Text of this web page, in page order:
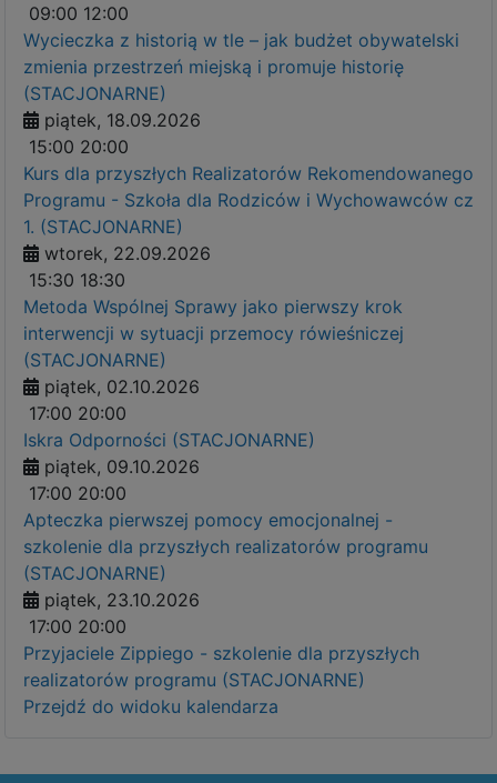
09:00 12:00
Wycieczka z historią w tle – jak budżet obywatelski
zmienia przestrzeń miejską i promuje historię
(STACJONARNE)
piątek, 18.09.2026
15:00 20:00
Kurs dla przyszłych Realizatorów Rekomendowanego
Programu - Szkoła dla Rodziców i Wychowawców cz
1. (STACJONARNE)
wtorek, 22.09.2026
15:30 18:30
Metoda Wspólnej Sprawy jako pierwszy krok
interwencji w sytuacji przemocy rówieśniczej
(STACJONARNE)
piątek, 02.10.2026
17:00 20:00
Iskra Odporności (STACJONARNE)
piątek, 09.10.2026
17:00 20:00
Apteczka pierwszej pomocy emocjonalnej -
szkolenie dla przyszłych realizatorów programu
(STACJONARNE)
piątek, 23.10.2026
17:00 20:00
Przyjaciele Zippiego - szkolenie dla przyszłych
realizatorów programu (STACJONARNE)
Przejdź do widoku kalendarza